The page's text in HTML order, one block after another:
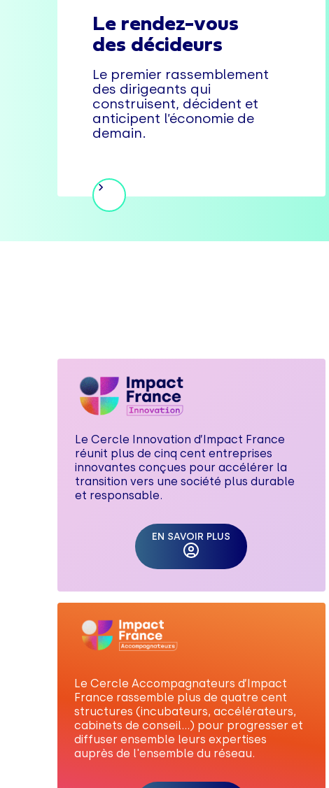
Le rendez-vous
des décideurs
Le premier rassemblement
des dirigeants qui
construisent, décident et
anticipent l’économie de
demain.
Le Cercle Innovation d’Impact France
réunit plus de cinq cent entreprises
innovantes conçues pour accélérer la
transition vers une société plus durable
et responsable.
EN SAVOIR PLUS
Le Cercle Accompagnateurs d’Impact
France rassemble plus de quatre cent
structures (incubateurs, accélérateurs,
cabinets de conseil…) pour progresser et
diffuser ensemble leurs expertises
auprès de l'ensemble du réseau.